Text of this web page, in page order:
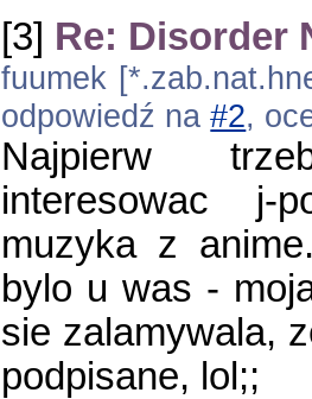
[3] Re: Disorder
fuumek
odpowiedź na#2,
Najpierw
interesowac
muzyka z
bylo u was -
sie zalamywala,
podpisane, lol;;